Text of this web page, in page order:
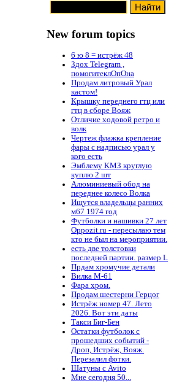
New forum topics
6 ю 8 = истрёж 48
Здох Telegram ,
помогитеклОпОна
Продам литровый Урал
кастом!
Крышку переднего гтц или
гтц в сборе Вояж
Отличие ходовой ретро и
волк
Чертеж флажка крепление
фары с надписью урал у
кого есть
Эмблему КМЗ круглую
куплю 2 шт
Алюминиевый обод на
переднее колесо Волка
Ищутся владельцы ранних
м67 1974 год
Футболки и нашивки 27 лет
Oppozit.ru - пересылаю тем
кто не был на мероприятии.
есть две толстовки
последней партии. размер L
Прдам хромучие детали
Вилка М-61
Фара хром.
Продам шестерни Герцог
Истрёж номер 47. Лето
2026. Вот эти даты
Такси Биг-Бен
Остатки футболок с
прошедших событий -
Дроп, Истрёж, Вояж.
Перезалил фотки.
Шатуны с Avito
Мне сегодня 50...